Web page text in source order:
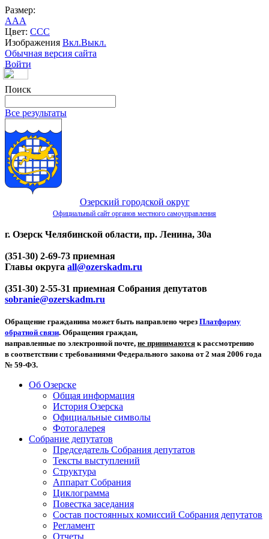
Размер:
AAA
Цвет: CCC
Изображения Вкл.Выкл.
Обычная версия сайта
Войти
Поиск
Все результаты
Озерский городской округ
Официальный сайт органов местного самоуправления
г. Озерск Челябинской области, пр. Ленина, 30а
(351-30) 2-69-73 приемная
Главы округа all@ozerskadm.ru
(351-30) 2-55-31 приемная Собрания депутатов
sobranie@ozerskadm.ru
Обращение гражданина может быть направлено через Платформу
обратной связи. Обращения граждан,
направленные по электронной почте, не принимаются к рассмотрению
в соответствии с требованиями Федерального закона от 2 мая 2006 года
№ 59-ФЗ.
Об Озерске
Общая информация
История Озерска
Официальные символы
Фотогалерея
Собрание депутатов
Председатель Собрания депутатов
Тексты выступлений
Структура
Аппарат Собрания
Циклограмма
Повестка заседания
Состав постоянных комиссий Собрания депутатов
Регламент
Отчеты